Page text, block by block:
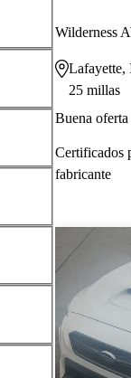
Wilderness
Lafayette,
25 millas
Buena oferta
Certificados
fabricante